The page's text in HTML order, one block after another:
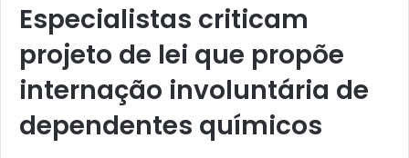
Especialistas criticam
projeto de lei que propõe
internação involuntária de
dependentes químicos